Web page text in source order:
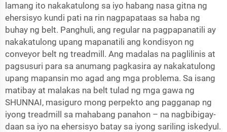
lamang ito nakakatulong sa iyo habang nasa gitna ng
ehersisyo kundi pati na rin nagpapataas sa haba ng
buhay ng belt. Panghuli, ang regular na pagpapanatili ay
nakakatulong upang mapanatili ang kondisyon ng
conveyor belt ng treadmill. Ang madalas na paglilinis at
pagsusuri para sa anumang pagkasira ay nakakatulong
upang mapansin mo agad ang mga problema. Sa isang
matibay at malakas na belt tulad ng mga gawa ng
SHUNNAI, masiguro mong perpekto ang pagganap ng
iyong treadmill sa mahabang panahon – na nagbibigay-
daan sa iyo na ehersisyo batay sa iyong sariling iskedyul.